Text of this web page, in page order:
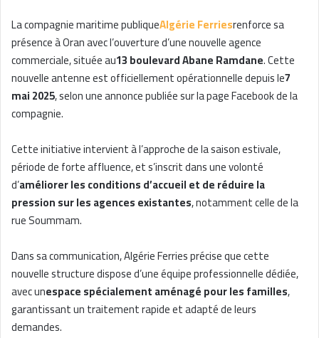
La compagnie maritime publiqueAlgérie Ferriesrenforce sa
présence à Oran avec l’ouverture d’une nouvelle agence
commerciale, située au13 boulevard Abane Ramdane. Cette
nouvelle antenne est officiellement opérationnelle depuis le7
mai 2025, selon une annonce publiée sur la page Facebook de la
compagnie.
Cette initiative intervient à l’approche de la saison estivale,
période de forte affluence, et s’inscrit dans une volonté
d’améliorer les conditions d’accueil et de réduire la
pression sur les agences existantes, notamment celle de la
rue Soummam.
Dans sa communication, Algérie Ferries précise que cette
nouvelle structure dispose d’une équipe professionnelle dédiée,
avec unespace spécialement aménagé pour les familles,
garantissant un traitement rapide et adapté de leurs
demandes.